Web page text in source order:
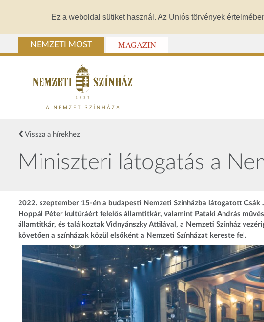
Ez a weboldal sütiket használ. Az Uniós törvények
NEMZETI MOST MAGAZIN
Vissza a hírekhez
Miniszteri látogatás a
2022. szeptember 15-én a budapesti Nemzeti Színházba látogatott
Hoppál Péter kultúráért felelős államtitkár, valamint Pataki András
államtitkár, és találkoztak Vidnyánszky Attilával, a Nemzeti Színház
követően a színházak közül elsőként a Nemzeti Színházat kereste fel.